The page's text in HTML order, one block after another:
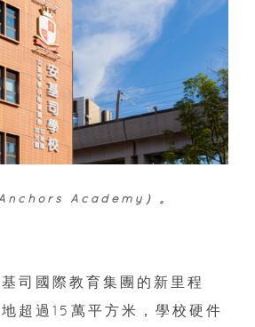
Anchors Academy）。
司國際教育集團的新里程
超過15萬平方米，學校硬件